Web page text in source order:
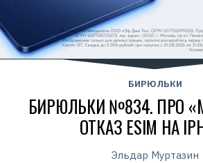
БИРЮЛЬКИ
БИРЮЛЬКИ №834. ПРО
ОТКАЗ ESIM НА
Эльдар Муртазин